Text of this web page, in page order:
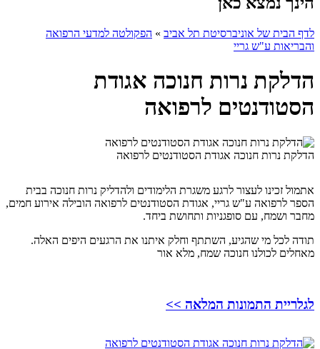
לדף הבית של אוניברסיטת תל אביב » הפקולטה למדעי הרפואה
והבריאות ע"ש גריי
הדלקת נרות חנוכה אגודת
הסטודנטים לרפואה
הדלקת נרות חנוכה אגודת הסטודנטים לרפואה
אתמול זכינו לעצור לרגע משגרת הלימודים ולהדליק נרות חנוכה בבית
הספר לרפואה ע"ש גריי, אגודת הסטודנטים לרפואה הובילה אירוע חמים,
מחבר ושמח, עם סופגניות ותחושת ביחד.
תודה לכל מי שהגיע, השתתף וחלק איתנו את הרגעים היפים האלה.
מאחלים לכולנו חנוכה שמח, מלא אור
לגלריית התמונות המלאה >>